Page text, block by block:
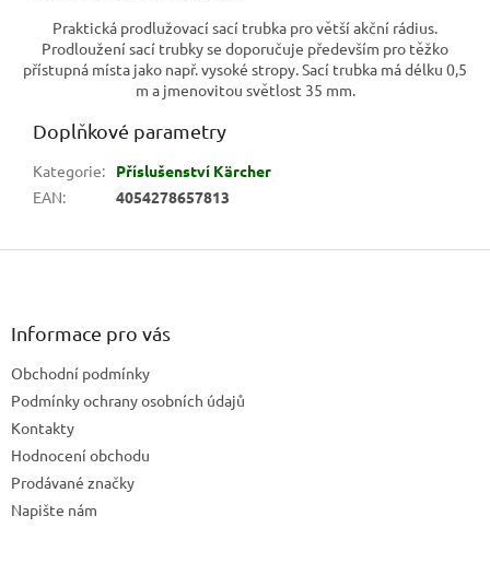
Praktická prodlužovací sací trubka pro větší akční rádius.
Prodloužení sací trubky se doporučuje především pro těžko
přístupná místa jako např. vysoké stropy. Sací trubka má délku 0,5
m a jmenovitou světlost 35 mm.
Doplňkové parametry
Kategorie:
Příslušenství Kärcher
EAN: 4054278657813
Z
Informace pro vás
Obchodní podmínky
Podmínky ochrany osobních údajů
Kontakty
Hodnocení obchodu
Prodávané značky
Napište nám